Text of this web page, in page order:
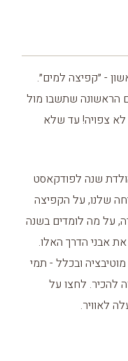
- ״קפיצה למים״.
הראשונה שתשבו מול
צפויה! עד שלא
שנה לפודקאסט
שלנו, על הקפיצה
על מה לומדים בשנה
אבני הדרך האלו.
ובכלל - תמי
להכיר. לחצו על
לאוויר.